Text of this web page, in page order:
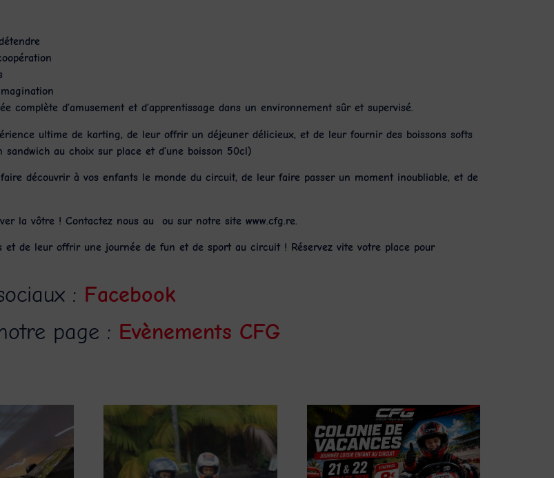
complète d’amusement et d’apprentissage dans un environnement sûr et supervisé.
ultime de karting, de leur offrir un déjeunerdélicieux, et de leur fournir des boissons softs
au choix sur place et d’une boisson 50cl)
découvrir à vos enfants le monde du circuit, de leur faire passer un moment inoubliable, et de
la vôtre ! Contactez nous au ou sur notre site www.cfg.re.
de leur offrir une journée de fun et de sport au circuit ! Réservez vite votre place pour
: Facebook
page : Evènements CFG